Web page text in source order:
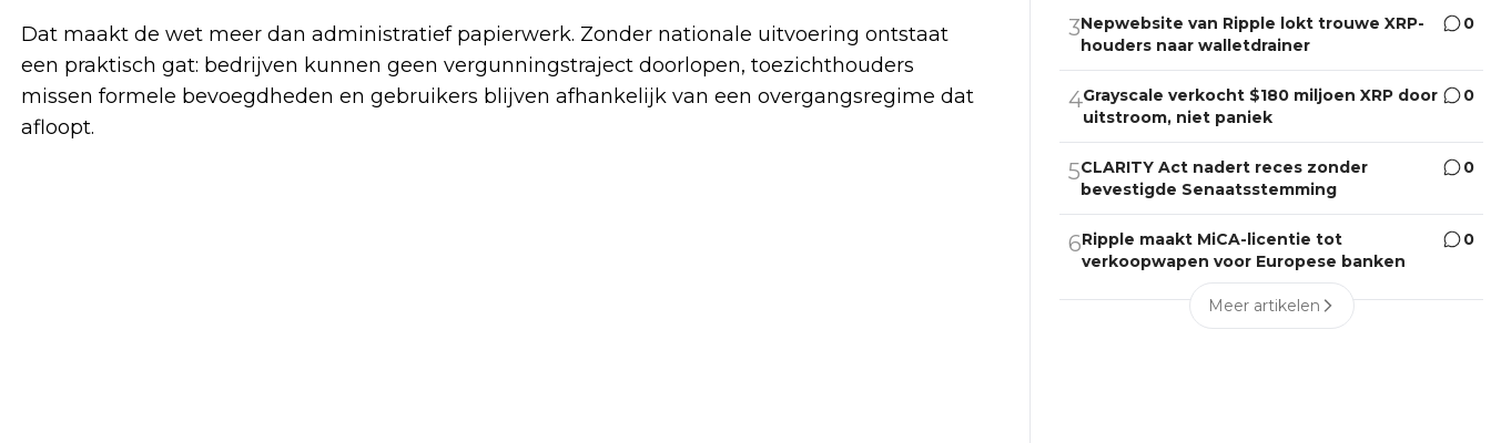
Dat maakt de wet meer dan administratief papierwerk. Zonder nationale uitvoering ontstaat
een praktisch gat: bedrijven kunnen geen vergunningstraject doorlopen, toezichthouders
missen formele bevoegdheden en gebruikers blijven afhankelijk van een overgangsregime dat
afloopt.
3Nepwebsite van Ripple lokt trouwe XRP-
houders naar walletdrainer
0
4Grayscale verkocht $180 miljoen XRP door
uitstroom, niet paniek
0
5CLARITY Act nadert reces zonder
bevestigde Senaatsstemming
0
6Ripple maakt MiCA-licentie tot
verkoopwapen voor Europese banken
0
Meer artikelen